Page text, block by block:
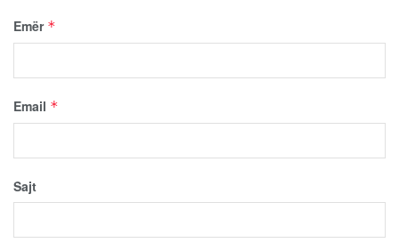
Emër *
Email *
Sajt